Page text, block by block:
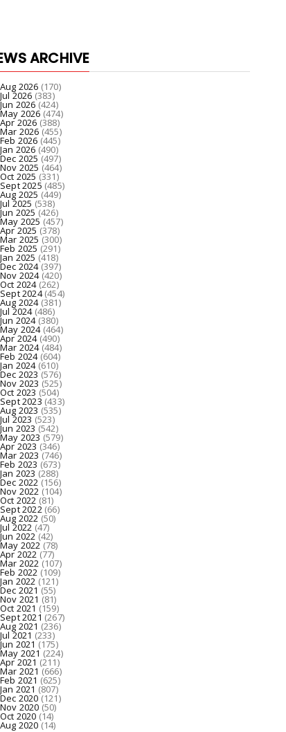
ARCHIVE
Aug 2026 (170)
Jul 2026 (383)
Jun 2026(424)
May 2026(474)
Apr 2026 (388)
Mar 2026(455)
Feb 2026 (445)
Jan 2026 (490)
Dec 2025(497)
Nov 2025 (464)
Oct 2025 (331)
Sept 2025 (485)
Aug 2025 (449)
Jul 2025 (538)
Jun 2025(426)
May 2025(457)
Apr 2025 (378)
Mar 2025 (300)
Feb 2025 (291)
Jan 2025 (418)
Dec 2024(397)
Nov 2024(420)
Oct 2024(262)
Sept 2024(454)
Aug 2024(381)
Jul 2024(486)
Jun 2024(380)
May 2024(464)
Apr 2024(490)
Mar 2024(484)
Feb 2024(604)
Jan 2024(610)
Dec 2023(576)
Nov 2023 (525)
Oct 2023 (504)
Sept 2023 (433)
Aug 2023 (535)
Jul 2023 (523)
Jun 2023(542)
May 2023(579)
Apr 2023 (346)
Mar 2023 (746)
Feb 2023 (673)
Jan 2023 (288)
Dec 2022(156)
Nov 2022 (104)
Oct 2022 (81)
Sept 2022(66)
Aug 2022 (50)
Jul 2022 (47)
Jun 2022(42)
May 2022(78)
Apr 2022 (77)
Mar 2022(107)
Feb 2022 (109)
Jan 2022 (121)
Dec 2021 (55)
Nov 2021 (81)
Oct 2021 (159)
Sept 2021 (267)
Aug 2021 (236)
Jul 2021 (233)
Jun 2021(175)
May 2021(224)
Apr 2021 (211)
Mar 2021 (666)
Feb 2021 (625)
Jan 2021 (807)
Dec 2020(121)
Nov 2020 (50)
Oct 2020 (14)
Aug 2020(14)